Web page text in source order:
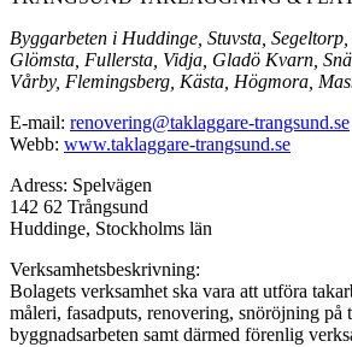
Byggarbeten i Huddinge, Stuvsta, Segeltorp,
Glömsta, Fullersta, Vidja, Gladö Kvarn,
Vårby, Flemingsberg, Kästa, Högmora,
E-mail: renovering@taklaggare-trangsund.se
Webb: www.taklaggare-trangsund.se
Adress: Spelvägen
142 62 Trångsund
Huddinge, Stockholms län
Verksamhetsbeskrivning:
Bolagets verksamhet ska vara att utföra
måleri, fasadputs, renovering, snöröjning på
byggnadsarbeten samt därmed förenlig